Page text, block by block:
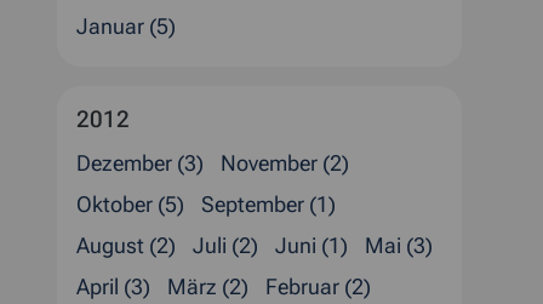
Januar (5)
2012
Dezember (3)
November (2)
Oktober (5)
September (1)
August (2)
Juli (2) Juni (1)
Mai (3)
April (3)
März (2)
Februar (2)